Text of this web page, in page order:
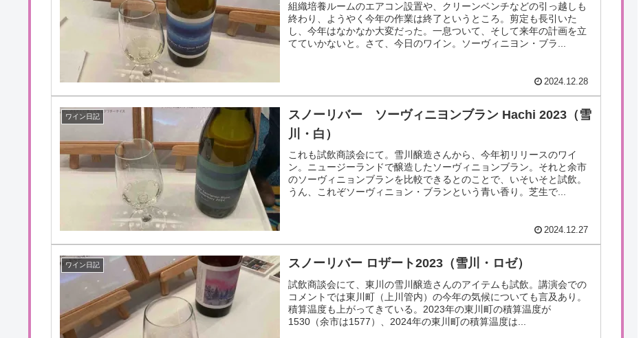
組織培養ルームのエアコン設置や、クリーンベンチなどの引っ越しも
終わり、ようやく今年の作業は終了というところ。剪定も長引いた
し、今年はなかなか大変だった。一息ついて、そして来年の計画を立
てていかないと。さて、今日のワイン。ソーヴィニヨン・ブラ...
2024.12.28
ワイン日記
スノーリバー ソーヴィニヨンブラン Hachi 2023（雪
川・白）
これも試飲商談会にて。雪川醸造さんから、今年初リリースのワイ
ン。ニュージーランドで醸造したソーヴィニョンブラン。それと余市
のソーヴィニョンブランを比較できるとのことで、いそいそと試飲。
うん、これぞソーヴィニョン・ブランという青い香り。芝生で...
2024.12.27
ワイン日記 スノーリバー ロザート2023（雪川・ロゼ）
試飲商談会にて、東川の雪川醸造さんのアイテムも試飲。講演会での
コメントでは東川町（上川管内）の今年の気候についても言及あり。
積算温度も上がってきている。2023年の東川町の積算温度が
1530（余市は1577）、2024年の東川町の積算温度は...